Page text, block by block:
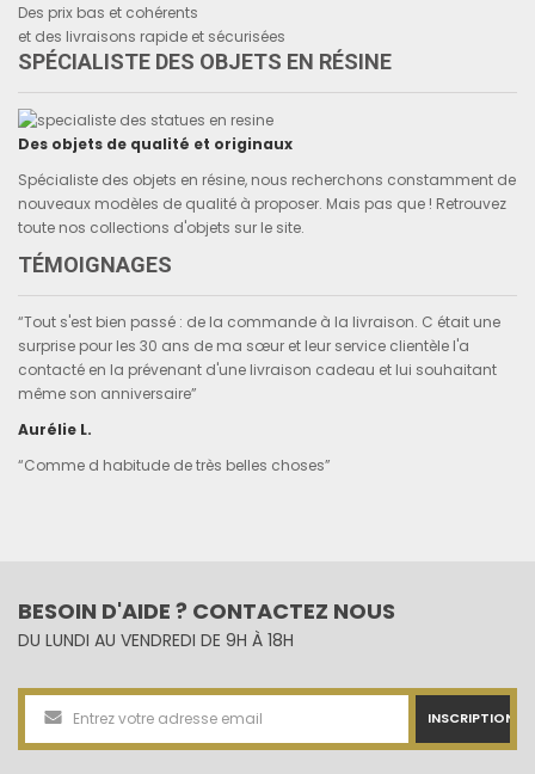
Des prix bas et cohérents
et des livraisons rapide et sécurisées
SPÉCIALISTE DES OBJETS EN RÉSINE
Des objets de qualité et originaux
Spécialiste des objets en résine, nous recherchons constamment de
nouveaux modèles de qualité à proposer. Mais pas que ! Retrouvez
toute nos collections d'objets sur le site.
TÉMOIGNAGES
“Tout s'est bien passé : de la commande à la livraison. C était une
surprise pour les 30 ans de ma sœur et leur service clientèle l'a
contacté en la prévenant d'une livraison cadeau et lui souhaitant
même son anniversaire”
Aurélie L.
“Comme d habitude de très belles choses”
BESOIN D'AIDE ? CONTACTEZ NOUS
DU LUNDI AU VENDREDI DE 9H À 18H
INSCRIPTION